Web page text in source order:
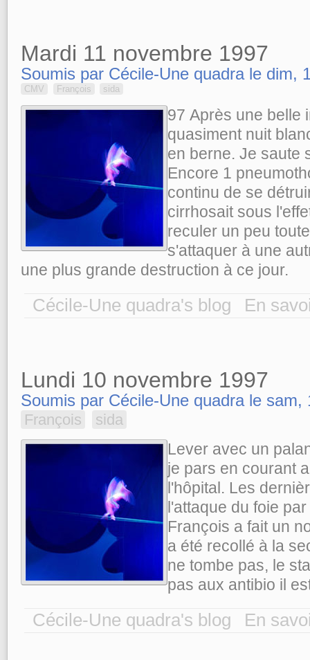
Mardi 11 novembre 1997
Soumis par Cécile-Une quadra le dim,
CMV François sida
97 Après une belle
quasiment nuit
en berne. Je saute
Encore 1
continu de se
cirrhosait sous
reculer un peu
s'attaquer à une
une plus grande destruction à ce jour.
Cécile-Une quadra's blog En
Lundi 10 novembre 1997
Soumis par Cécile-Une quadra le sam,
François sida
Lever avec un
je pars en courant
l'hôpital. Les
l'attaque du foie
François a fait un
a été recollé à la
ne tombe pas, le
pas aux antibio il
Cécile-Une quadra's blog En